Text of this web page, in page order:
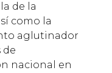
de la
como la
aglutinador
de
nacional en